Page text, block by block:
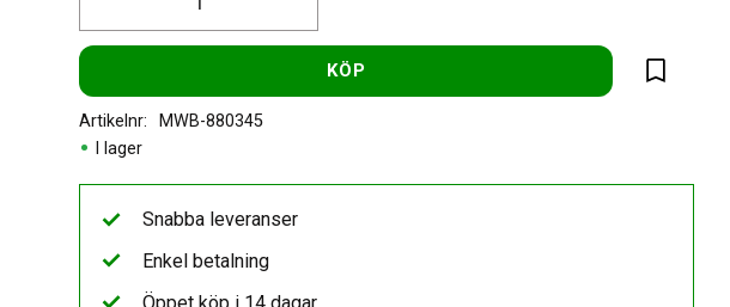
KÖP
Lägg till
I lager
Artikelnr MWB-880345
Snabba leveranser
Enkel betalning
Öppet köp i 14 dagar